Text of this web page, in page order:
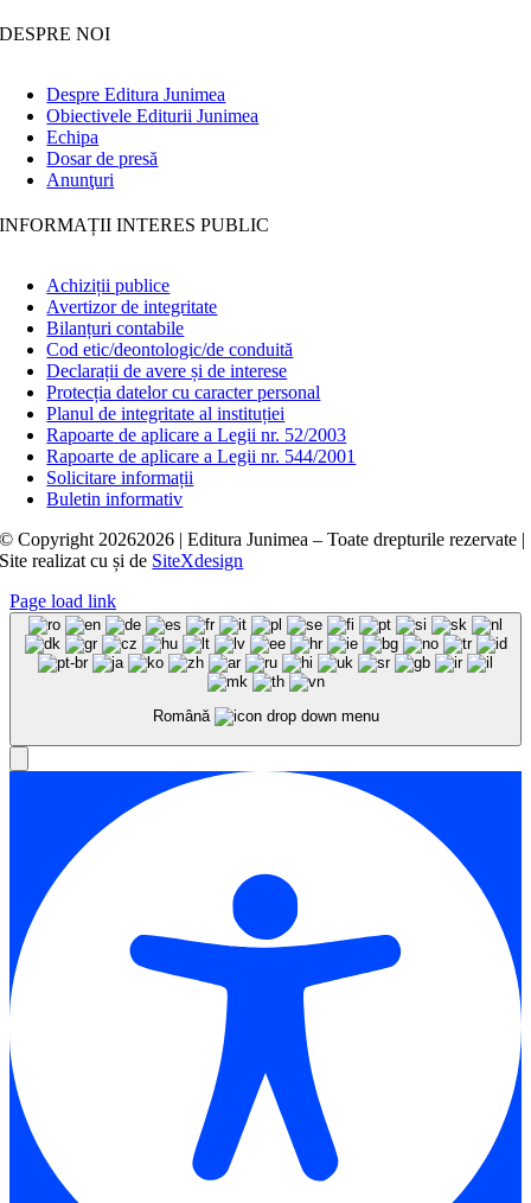
DESPRE NOI
Despre Editura Junimea
Obiectivele Editurii Junimea
Echipa
Dosar de presă
Anunţuri
INFORMAȚII INTERES PUBLIC
Achiziții publice
Avertizor de integritate
Bilanțuri contabile
Cod etic/deontologic/de conduită
Declarații de avere și de interese
Protecția datelor cu caracter personal
Planul de integritate al instituției
Rapoarte de aplicare a Legii nr. 52/2003
Rapoarte de aplicare a Legii nr. 544/2001
Solicitare informații
Buletin informativ
© Copyright 20262026 | Editura Junimea – Toate drepturile rezervate |
Site realizat cușide SiteXdesign
Page load link
Română